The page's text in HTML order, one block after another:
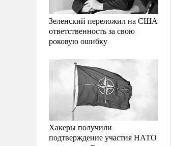
Зеленский переложил на США
ответственность за свою
роковую ошибку
Хакеры получили
подтверждение участия НАТО